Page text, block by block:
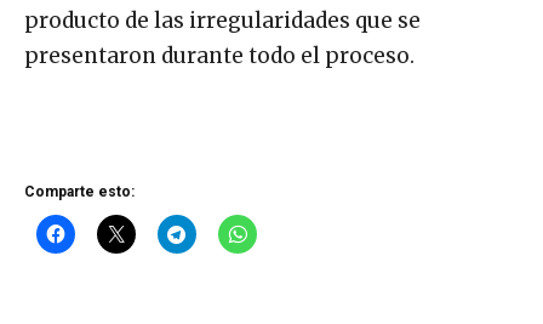
producto de las irregularidades que se
presentaron durante todo el proceso.
Comparte esto: